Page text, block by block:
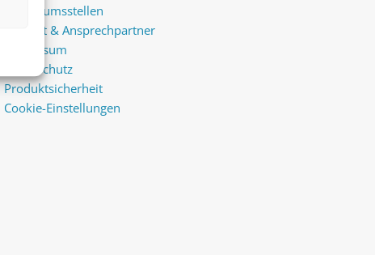
Praktikumsstellen
Kontakt & Ansprechpartner
Impressum
Datenschutz
Produktsicherheit
Cookie-Einstellungen